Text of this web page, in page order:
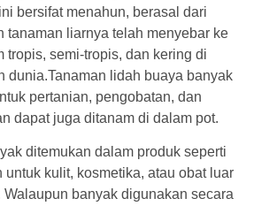
bersifat menahun, berasal dari
tanaman liarnya telah menyebar ke
tropis, semi-tropis, dan kering di
dunia.Tanaman lidah buaya banyak
pertanian, pengobatan, dan
dapat juga ditanam di dalam pot.
ditemukan dalam produk seperti
untuk kulit, kosmetika, atau obat luar
Walaupun banyak digunakan secara